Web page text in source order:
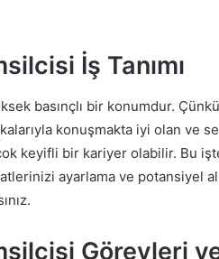
İş Tanımı
basınçlı bir konumdur.
konuşmakta iyi olan ve
keyifli bir kariyer olabilir. Bu
ayarlama ve potansiyel
Görevleri